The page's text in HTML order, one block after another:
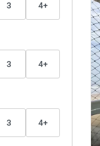
3 4+
3 4+
3 4+